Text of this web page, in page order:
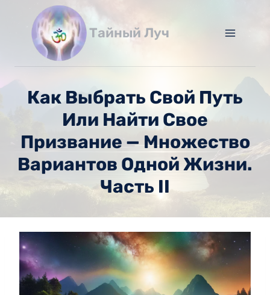
содержимому
Тайный Луч
Как Выбрать Свой Путь
Или Найти Свое
Призвание — Множество
Вариантов Одной Жизни.
Часть II